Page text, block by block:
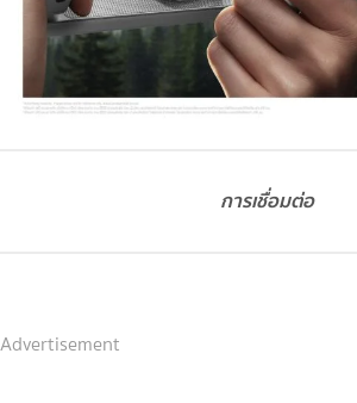
การเชื่อมต่อ
Advertisement